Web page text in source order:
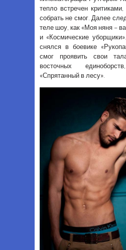
тепло встречен
собрать не смог. Далее
теле шоу, как «Моя няня –
и «Космические
снялся в боевике
смог проявить свои
восточных
«Спрятанный в лесу».